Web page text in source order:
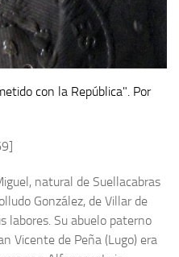
Azaña
con la República". Por
natural de Suellacabras
González, de Villar de
labores. Su abuelo paterno
Vicente de Peña (Lugo) era